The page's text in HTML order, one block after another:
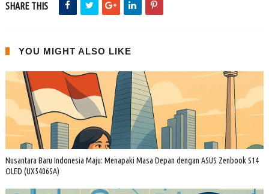
SHARE THIS
YOU MIGHT ALSO LIKE
Nusantara Baru Indonesia Maju: Menapaki Masa Depan dengan ASUS Zenbook S14
OLED (UX5406SA)